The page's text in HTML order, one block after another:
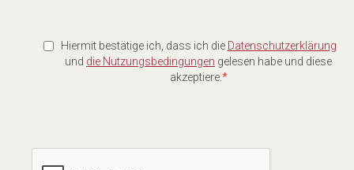
Hiermit bestätige ich, dass ich die Datenschutzerklärung
und die Nutzungsbedingungen gelesen habe und diese
akzeptiere.*